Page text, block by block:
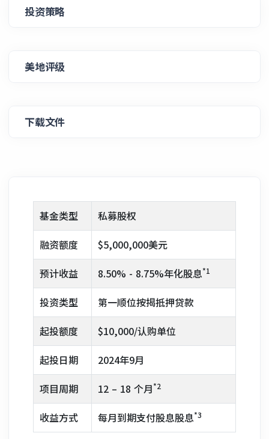
投资策略
美地评级
下载文件
基金类型
私募股权
融资额度
$5,000,000美元
预计收益
8.50% - 8.75%年化股息*1
投资类型
第一顺位按揭抵押贷款
起投额度
$10,000/认购单位
起投日期
2024年9月
项目周期
12 – 18 个月*2
收益方式 每月到期支付股息股息*3